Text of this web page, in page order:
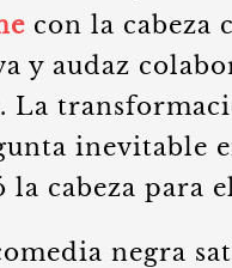
con la cabeza
y audaz
. La
inevitable
la cabeza para
negra